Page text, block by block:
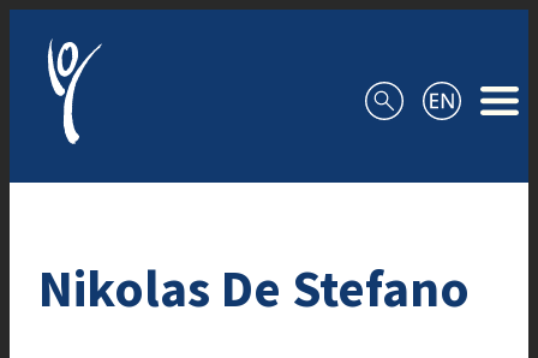
Nikolas De Stefano